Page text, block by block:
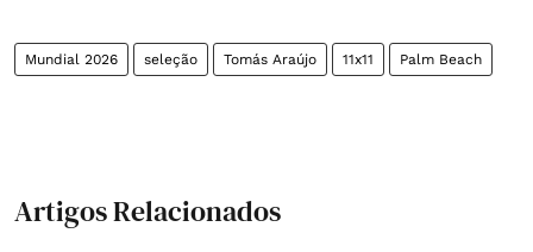
Mundial 2026 seleção Tomás Araújo 11x11 Palm Beach
Artigos Relacionados